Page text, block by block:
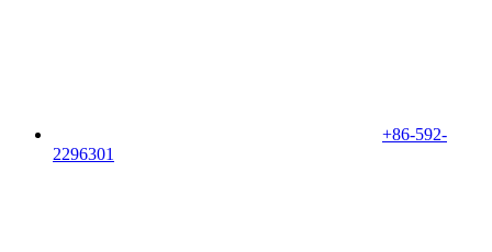
+86-592-
2296301